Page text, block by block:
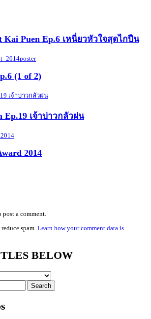
Kai Puen Ep.6 เหนี่ยวหัวใจสุดไกปืน
(1 of 2)
Ep.19 เจ้าบ่าวกลัวฝน
2014
post a comment.
spam. Learn how your comment data is
BELOW